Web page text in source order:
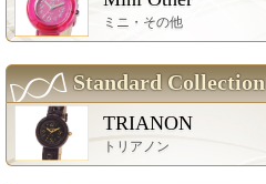
ミニ・その他
Standard Collection
TRIANON
トリアノン